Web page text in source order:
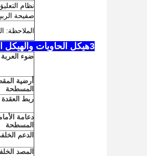
نظام
صفيحة
الملاحظة:
3هيكل الحاويات والهيكل الفولاذي ومكونات المقطورات
ضوء العربة
أرضية
المسطحة
ربط العقدة
دعامة
المسطحة
الدعم
المصد